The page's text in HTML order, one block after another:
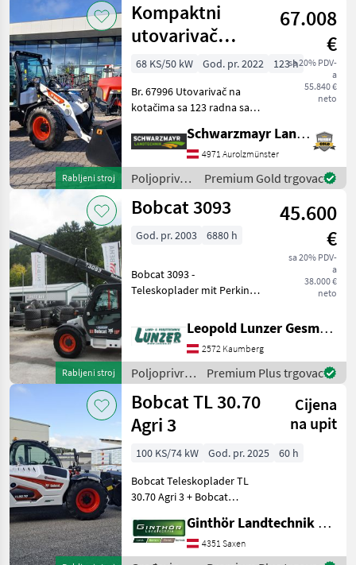
Bobcat
Rabljeni stroj
Kompaktni
utovarivač
Bobcat L85
67.008
€
sa 20% PDV-
a
55.840 €
neto
68 KS/50 kW God. pr. 2022
123 h
Br. 67996 Utovarivač na
kotačima sa 123 radna sata
prva registracija 22.11.2022
s Bobcat 4-cilindričnim
motorom s Bobcat
Telematics Europe s
Schwarzmayr Landtechnik GmbH - Aurolzmünster
4971 Aurolzmünster
Poljoprivredni
motorni
strojevi /
Premium Gold trgovac
Rabljeni stroj
Bobcat 3093
45.600
€
sa 20% PDV-
a
38.000 €
neto
God. pr. 2003 6880 h
Bobcat 3093 -
Teleskoplader mit Perkins
Reichweite 6, 8 m, Höhe 234
cm, Hubkraft 600 kg,
Bereifung: 405/70x20, 4
Radlenkung - 3
Lenkungsarten, Heiz
Leopold Lunzer GesmbH
2572 Kaumberg
Poljoprivredni
motorni
strojevi /
Bobcat
Premium Plus trgovac
Bobcat TL 30.70
Agri 3
Cijena
na upit
100 KS/74 kW God. pr. 2025
60 h
Bobcat Teleskoplader TL
30.70 Agri 3 + Bobcat
hydraulischer
Werkzeugverriegelung + 1x
DW vorne am Ausleger +
Ginthör Landtechnik GmbH
4351 Saxen